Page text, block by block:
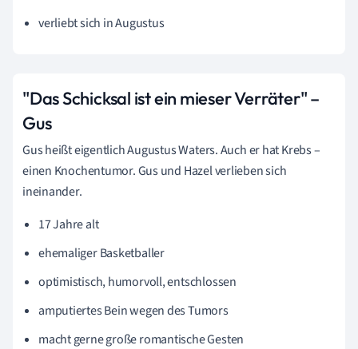
verliebt sich in Augustus
"Das Schicksal ist ein mieser Verräter" –
Gus
Gus heißt eigentlich Augustus Waters. Auch er hat Krebs –
einen Knochentumor. Gus und Hazel verlieben sich
ineinander.
17 Jahre alt
ehemaliger Basketballer
optimistisch, humorvoll, entschlossen
amputiertes Bein wegen des Tumors
macht gerne große romantische Gesten